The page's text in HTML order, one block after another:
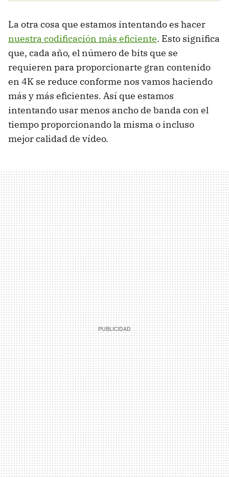
La otra cosa que estamos intentando es hacer
nuestra codificación más eficiente. Esto significa
que, cada año, el número de bits que se
requieren para proporcionarte gran contenido
en 4K se reduce conforme nos vamos haciendo
más y más eficientes. Así que estamos
intentando usar menos ancho de banda con el
tiempo proporcionando la misma o incluso
mejor calidad de vídeo.